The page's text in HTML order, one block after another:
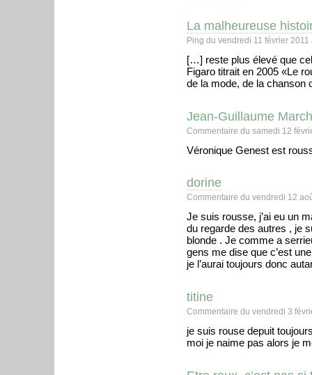
La malheureuse
Ping du vendredi 11 février 2011
[…] reste plus élevé que
Figaro titrait en 2005 «Le
de la mode, de la
Jean-Guillaume
Commentaire du samedi 12
Véronique Genest est
dorine
Commentaire du vendredi 12
Je suis rousse, j’ai eu un
du regarde des autres , je
blonde . Je comme a
gens me dise que c’est
je l’aurai toujours donc
titine
Commentaire du vendredi 3
je suis rouse depuit
moi je naime pas alors je